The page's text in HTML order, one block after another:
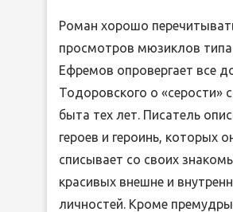
Роман хорошо
просмотров мюзиклов типа
Ефремов опровергает все
Тодоровского о «серости»
быта тех лет. Писатель
героев и героинь, которых
списывает со своих
красивых внешне и
личностей. Кроме